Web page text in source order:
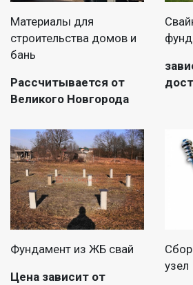
Материалы для
строительства домов и
бань
Рассчитывается от
Великого Новгорода
Фундамент из ЖБ свай
Цена зависит от
узел